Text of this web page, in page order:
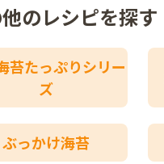
のレシピを探す
苔たっぷりシリー
ズ
ぶっかけ海苔